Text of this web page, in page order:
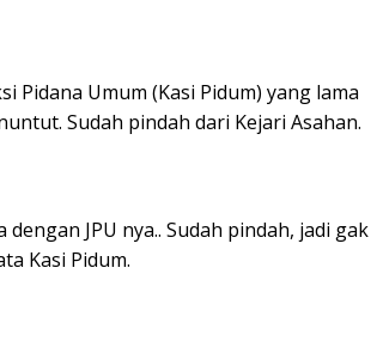
Pidana Umum (Kasi Pidum) yang lama
Sudah pindah dari Kejari Asahan.
JPU nya.. Sudah pindah, jadi gak
Kasi Pidum.